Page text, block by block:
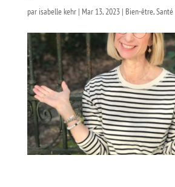
par isabelle kehr| Mar 13, 2023| Bien-être,Santé